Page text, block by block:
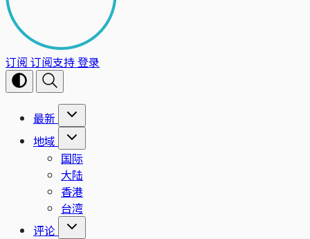
订阅 订阅支持登录
最新
地域
国际
大陆
香港
台湾
评论